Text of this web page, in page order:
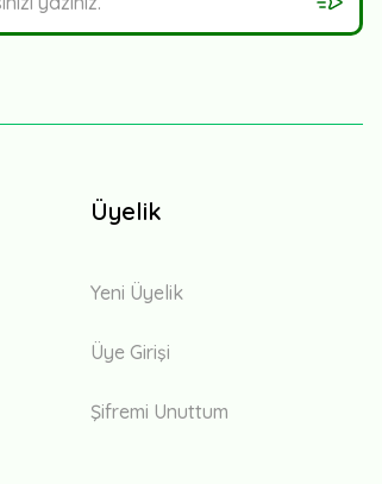
Üyelik
Yeni Üyelik
Üye Girişi
Şifremi Unuttum